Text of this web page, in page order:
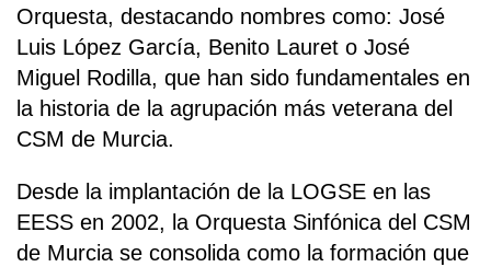
Orquesta, destacando nombres como: José
Luis López García, Benito Lauret o José
Miguel Rodilla, que han sido fundamentales en
la historia de la agrupación más veterana del
CSM de Murcia.
Desde la implantación de la LOGSE en las
EESS en 2002, la Orquesta Sinfónica del CSM
de Murcia se consolida como la formación que